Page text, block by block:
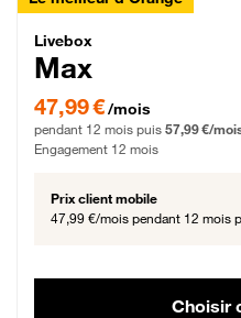
Livebox Max
Livebox
Max
47,99 € par mois pendant 12
47,99 €/mois
pendant 12 mois puis 57,99 €/
Engagement 12 mois
Prix client mobile
47,99 €/mois pendant 12 mois
Choisir